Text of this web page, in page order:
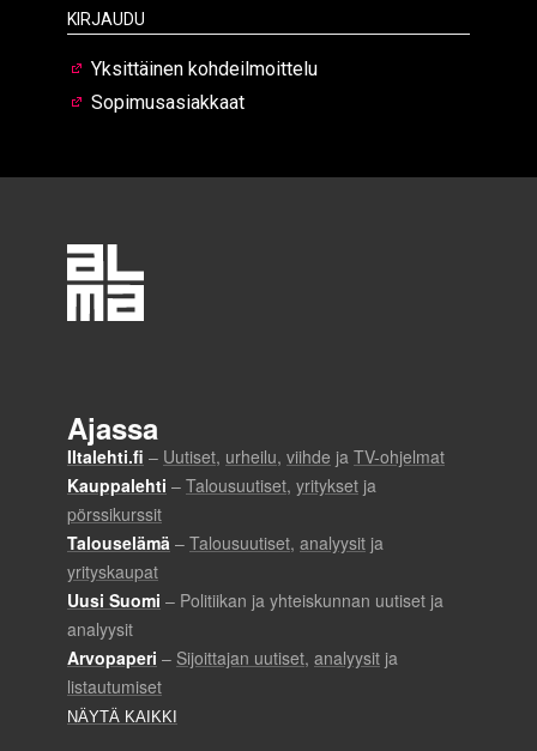
Kirjaudu
Yksittäinen kohdeilmoittelu
Sopimusasiakkaat